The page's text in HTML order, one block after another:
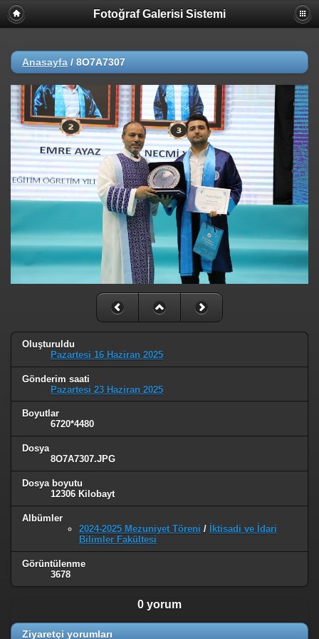
Fotoğraf Galerisi Sistemi
Anasayfa / 8O7A7307
Oluşturuldu
Pazartesi 16 Haziran 2025
Gönderim saati
Pazartesi 23 Haziran 2025
Boyutlar
6720*4480
Dosya
8O7A7307.JPG
Dosya boyutu
12306 Kilobayt
Albümler
2024-2025 Mezuniyet Töreni /
İktisadi ve İdari
Bilimler Fakültesi
Görüntülenme
3678
0 yorum
Ziyaretçi yorumları